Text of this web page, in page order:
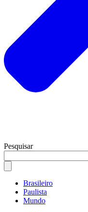
Pesquisar
Brasileiro
Paulista
Mundo